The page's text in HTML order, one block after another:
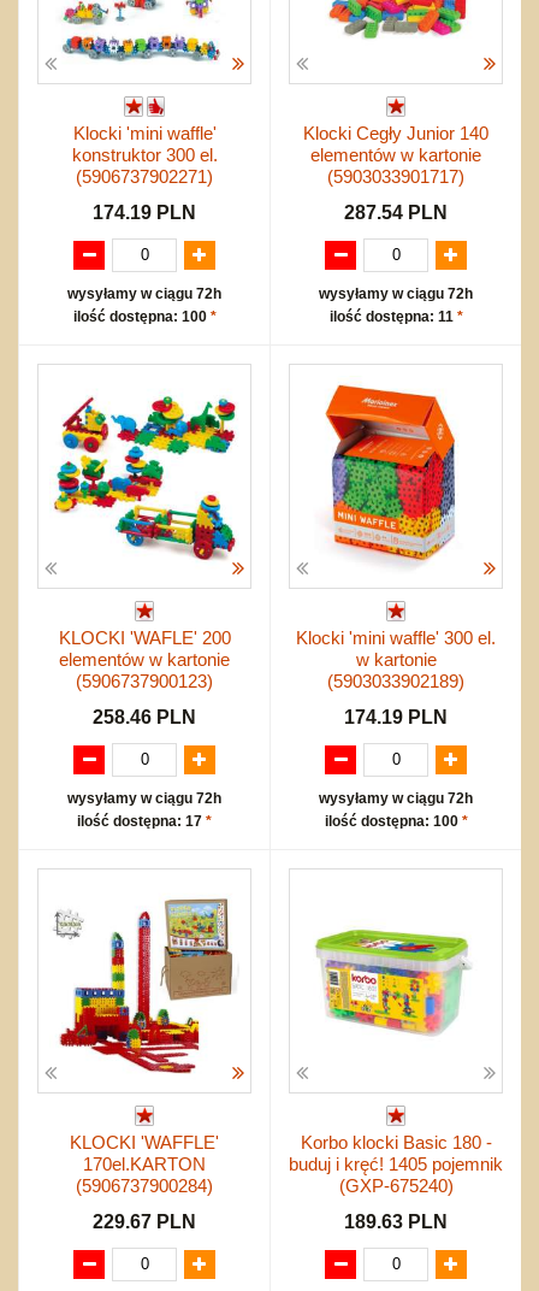
Klocki 'mini waffle'
konstruktor 300 el.
(5906737902271)
174.19 PLN
wysyłamy w ciągu 72h
ilość dostępna: 100 *
Klocki Cegły Junior 140
elementów w kartonie
(5903033901717)
287.54 PLN
wysyłamy w ciągu 72h
ilość dostępna: 11 *
KLOCKI 'WAFLE' 200
elementów w kartonie
(5906737900123)
258.46 PLN
wysyłamy w ciągu 72h
ilość dostępna: 17 *
Klocki 'mini waffle' 300 el.
w kartonie
(5903033902189)
174.19 PLN
wysyłamy w ciągu 72h
ilość dostępna: 100 *
KLOCKI 'WAFFLE'
170el.KARTON
(5906737900284)
229.67 PLN
Korbo klocki Basic 180 -
buduj i kręć! 1405 pojemnik
(GXP-675240)
189.63 PLN